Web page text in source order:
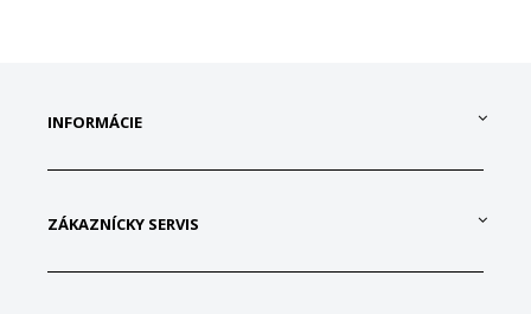
INFORMÁCIE
ZÁKAZNÍCKY SERVIS